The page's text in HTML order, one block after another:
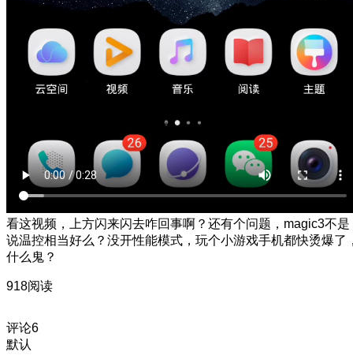
看这视频，上方闪来闪去咋回事啊？还有个问题，magic3不是
说温控相当好么？没开性能模式，玩个小游戏手机都快烫爆了
什么鬼？
918阅读
评论6
默认